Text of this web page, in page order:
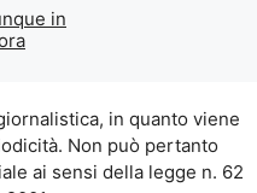
in
in quanto viene
Non può pertanto
ai sensi della legge n. 62